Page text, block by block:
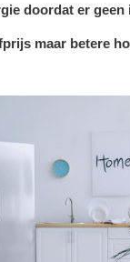
doordat er
maar betere